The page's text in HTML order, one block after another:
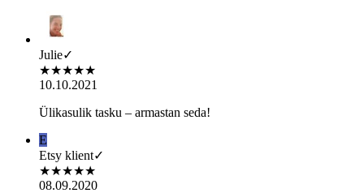
Julie✓
★★★★★
10.10.2021
Ülikasulik tasku – armastan seda!
E
Etsy klient✓
★★★★★
08.09.2020